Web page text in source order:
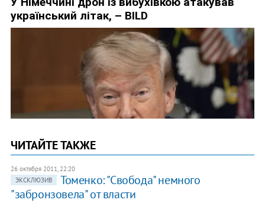
ЧИТАЙТЕ ТАКЖЕ
26 октября 2011, 22:20
ЭКСКЛЮЗИВ
Томенко: "Свобода" немного
"забронзовела" от власти